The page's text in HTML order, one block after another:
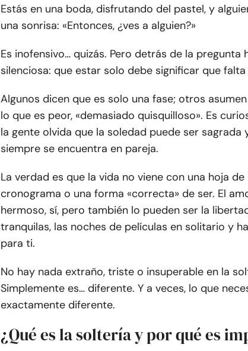
Estás en una boda, disfrutando del pastel, y
una sonrisa: «Entonces, ¿ves a alguien?»
Es inofensivo… quizás. Pero detrás de la pregunta
silenciosa: que estar solo debe significar que falta
Algunos dicen que es solo una fase; otros
lo que es peor, «demasiado quisquilloso». Es
la gente olvida que la soledad puede ser sagrada
siempre se encuentra en pareja.
La verdad es que la vida no viene con una hoja de
cronograma o una forma «correcta» de ser. El
hermoso, sí, pero también lo pueden ser la
tranquilas, las noches de películas en solitario y
para ti.
No hay nada extraño, triste o insuperable en la
Simplemente es… diferente. Y a veces, lo que
exactamente diferente.
¿Qué es la soltería y por qué es